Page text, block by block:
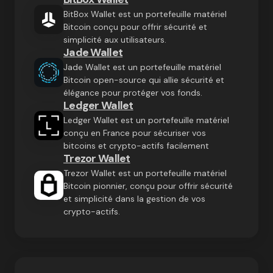
BitBox Wallet est un portefeuille matériel
Bitcoin conçu pour offrir sécurité et
simplicité aux utilisateurs.
Jade Wallet
Jade Wallet est un portefeuille matériel
Bitcoin open-source qui allie sécurité et
élégance pour protéger vos fonds.
Ledger Wallet
Ledger Wallet est un portefeuille matériel
conçu en France pour sécuriser vos
bitcoins et crypto-actifs facilement
Trezor Wallet
Trezor Wallet est un portefeuille matériel
Bitcoin pionnier, conçu pour offrir sécurité
et simplicité dans la gestion de vos
crypto-actifs.